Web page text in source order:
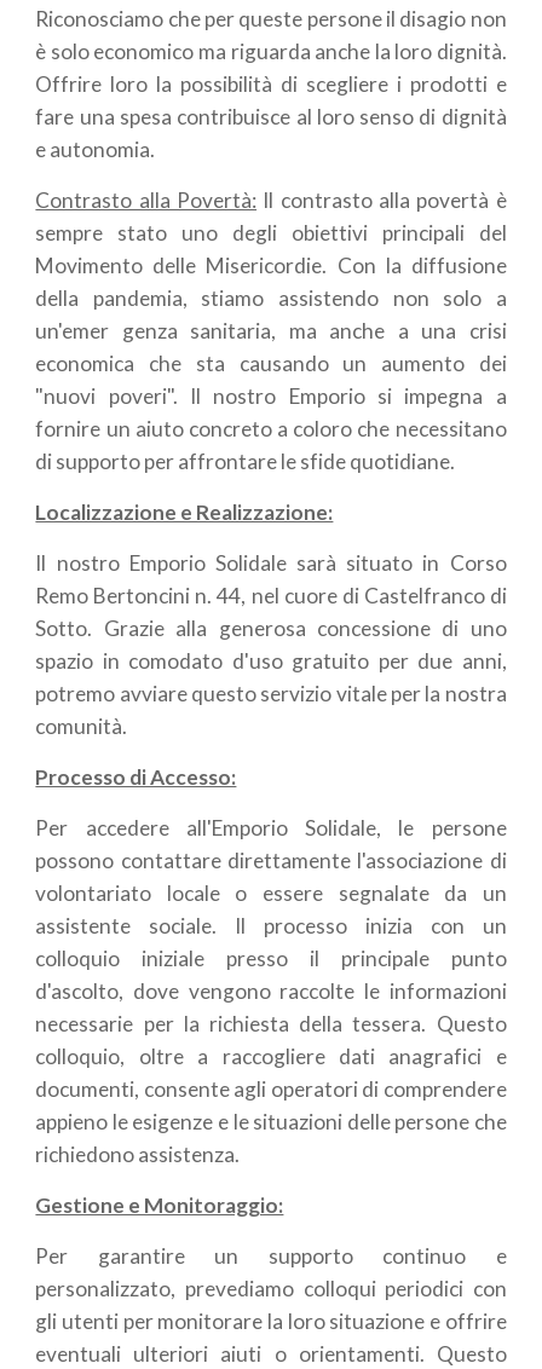
Riconosciamo che per queste persone il disagio non
è solo economico ma riguarda anche la loro dignità.
Offrire loro la possibilità di scegliere i prodotti e
fare una spesa contribuisce al loro senso di dignità
e autonomia.
Contrasto alla Povertà: Il contrasto alla povertà è
sempre stato uno degli obiettivi principali del
Movimento delle Misericordie. Con la diffusione
della pandemia, stiamo assistendo non solo a
un'emer genza sanitaria, ma anche a una crisi
economica che sta causando un aumento dei
"nuovi poveri". Il nostro Emporio si impegna a
fornire un aiuto concreto a coloro che necessitano
di supporto per affrontare le sfide quotidiane.
Localizzazione e Realizzazione:
Il nostro Emporio Solidale sarà situato in Corso
Remo Bertoncini n. 44, nel cuore di Castelfranco di
Sotto. Grazie alla generosa concessione di uno
spazio in comodato d'uso gratuito per due anni,
potremo avviare questo servizio vitale per la nostra
comunità.
Processo di Accesso:
Per accedere all'Emporio Solidale, le persone
possono contattare direttamente l'associazione di
volontariato locale o essere segnalate da un
assistente sociale. Il processo inizia con un
colloquio iniziale presso il principale punto
d'ascolto, dove vengono raccolte le informazioni
necessarie per la richiesta della tessera. Questo
colloquio, oltre a raccogliere dati anagrafici e
documenti, consente agli operatori di comprendere
appieno le esigenze e le situazioni delle persone che
richiedono assistenza.
Gestione e Monitoraggio:
Per garantire un supporto continuo e
personalizzato, prevediamo colloqui periodici con
gli utenti per monitorare la loro situazione e offrire
eventuali ulteriori aiuti o orientamenti. Questo